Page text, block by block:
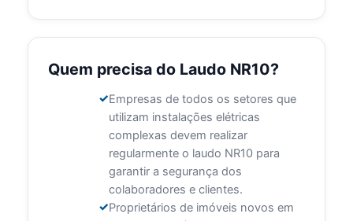
Quem precisa do Laudo NR10?
Empresas de todos os setores que
utilizam instalações elétricas
complexas devem realizar
regularmente o laudo NR10 para
garantir a segurança dos
colaboradores e clientes.
Proprietários de imóveis novos em